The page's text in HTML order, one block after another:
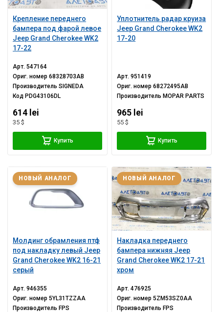
Крепление переднего
бампера под фарой левое
Jeep Grand Cherokee WK2
17-22
Арт.547164
Ориг. номер68328703AB
ПроизводительSIGNEDA
Код PDG43106DL
614 lei
35 $
Купить
Уплотнитель радар круиза
Jeep Grand Cherokee WK2
17-20
Арт.951419
Ориг. номер68272495AB
Производитель MOPAR PARTS
965 lei
55 $
Купить
Молдинг обрамления птф
под накладку левый Jeep
Grand Cherokee WK2 16-21
серый
НОВЫЙ АНАЛОГ
Арт.946355
Ориг. номер5YL31TZZAA
Производитель FPS
Накладка переднего
бампера нижняя Jeep
Grand Cherokee WK2 17-21
хром
НОВЫЙ АНАЛОГ
Арт.476925
Ориг. номер5ZM53SZ0AA
Производитель FPS